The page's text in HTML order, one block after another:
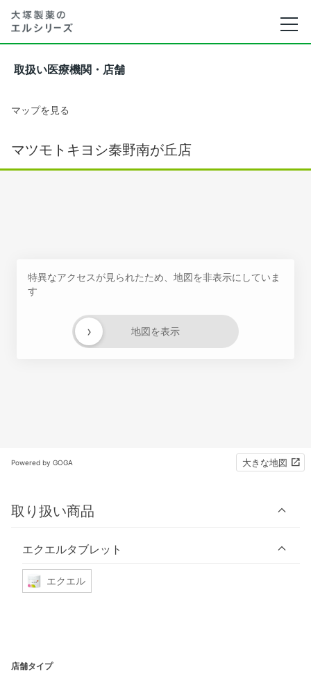
取扱い医療機関・店舗
マップを見る
マツモトキヨシ秦野南が丘店
特異なアクセスが見られたため、地図を非表示にしていま
す
地図を表示
›
Powered by GOGA 大きな地図
取り扱い商品
エクエルタブレット
エクエル
店舗タイプ